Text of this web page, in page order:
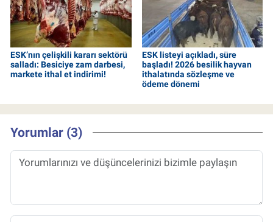
ESK’nın çelişkili kararı sektörü
salladı: Besiciye zam darbesi,
markete ithal et indirimi!
ESK listeyi açıkladı, süre
başladı! 2026 besilik hayvan
ithalatında sözleşme ve
ödeme dönemi
Yorumlar (3)